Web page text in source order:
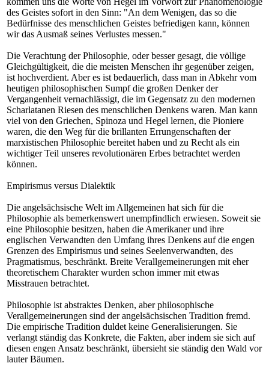
des Geistes sofort in den Sinn: "An dem Wenigen, das so die
Bedürfnisse des menschlichen Geistes befriedigen kann, können
wir das Ausmaß seines Verlustes messen."
Die Verachtung der Philosophie, oder besser gesagt, die völlige
Gleichgültigkeit, die die meisten Menschen ihr gegenüber zeigen,
ist hochverdient. Aber es ist bedauerlich, dass man in Abkehr vom
heutigen philosophischen Sumpf die großen Denker der
Vergangenheit vernachlässigt, die im Gegensatz zu den modernen
Scharlatanen Riesen des menschlichen Denkens waren. Man kann
viel von den Griechen, Spinoza und Hegel lernen, die Pioniere
waren, die den Weg für die brillanten Errungenschaften der
marxistischen Philosophie bereitet haben und zu Recht als ein
wichtiger Teil unseres revolutionären Erbes betrachtet werden
können.
Empirismus versus Dialektik
Die angelsächsische Welt im Allgemeinen hat sich für die
Philosophie als bemerkenswert unempfindlich erwiesen. Soweit sie
eine Philosophie besitzen, haben die Amerikaner und ihre
englischen Verwandten den Umfang ihres Denkens auf die engen
Grenzen des Empirismus und seines Seelenverwandten, des
Pragmatismus, beschränkt. Breite Verallgemeinerungen mit eher
theoretischem Charakter wurden schon immer mit etwas
Misstrauen betrachtet.
Philosophie ist abstraktes Denken, aber philosophische
Verallgemeinerungen sind der angelsächsischen Tradition fremd.
Die empirische Tradition duldet keine Generalisierungen. Sie
verlangt ständig das Konkrete, die Fakten, aber indem sie sich auf
diesen engen Ansatz beschränkt, übersieht sie ständig den Wald vor
lauter Bäumen.